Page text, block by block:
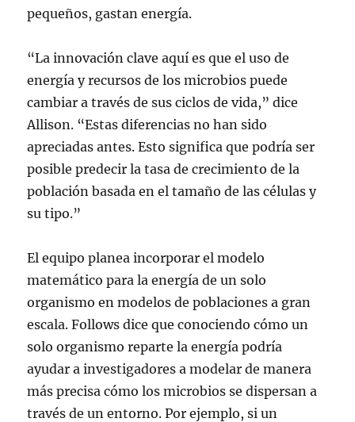
pequeños, gastan energía.
“La innovación clave aquí es que el uso de
energía y recursos de los microbios puede
cambiar a través de sus ciclos de vida,” dice
Allison. “Estas diferencias no han sido
apreciadas antes. Esto significa que podría ser
posible predecir la tasa de crecimiento de la
población basada en el tamaño de las células y
su tipo.”
El equipo planea incorporar el modelo
matemático para la energía de un solo
organismo en modelos de poblaciones a gran
escala. Follows dice que conociendo cómo un
solo organismo reparte la energía podría
ayudar a investigadores a modelar de manera
más precisa cómo los microbios se dispersan a
través de un entorno. Por ejemplo, si un